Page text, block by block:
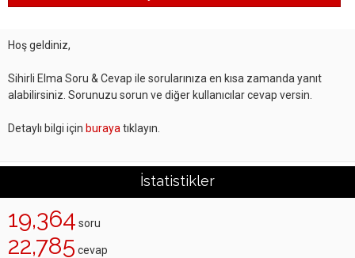
Hoş geldiniz,
Sihirli Elma Soru & Cevap ile sorularınıza en kısa zamanda yanıt
alabilirsiniz. Sorunuzu sorun ve diğer kullanıcılar cevap versin.
Detaylı bilgi için buraya tıklayın.
İstatistikler
19,364 soru
22,785 cevap